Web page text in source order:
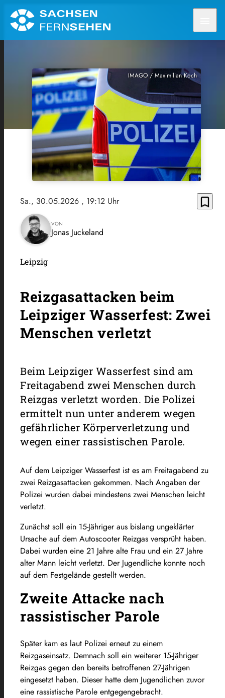
IMAGO / Maximilian Koch
Sa., 30.05.2026 , 19:12 Uhr bookmark_border
VON
Jonas Juckeland
Leipzig
Reizgasattacken beim
Leipziger Wasserfest: Zwei
Menschen verletzt
Beim Leipziger Wasserfest sind am
Freitagabend zwei Menschen durch
Reizgas verletzt worden. Die Polizei
ermittelt nun unter anderem wegen
gefährlicher Körperverletzung und
wegen einer rassistischen Parole.
Auf dem Leipziger Wasserfest ist es am Freitagabend zu
zwei Reizgasattacken gekommen. Nach Angaben der
Polizei wurden dabei mindestens zwei Menschen leicht
verletzt.
Zunächst soll ein 15-Jähriger aus bislang ungeklärter
Ursache auf dem Autoscooter Reizgas versprüht haben.
Dabei wurden eine 21 Jahre alte Frau und ein 27 Jahre
alter Mann leicht verletzt. Der Jugendliche konnte noch
auf dem Festgelände gestellt werden.
Zweite Attacke nach
rassistischer Parole
Später kam es laut Polizei erneut zu einem
Reizgaseinsatz. Demnach soll ein weiterer 15-Jähriger
Reizgas gegen den bereits betroffenen 27-Jährigen
eingesetzt haben. Dieser hatte dem Jugendlichen zuvor
eine rassistische Parole entgegengebracht.